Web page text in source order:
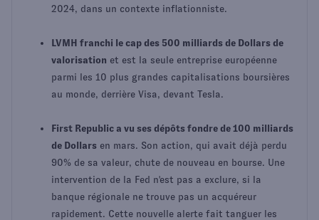
2024, dans un contexte inflationniste.
LVMH franchi le cap des 500 milliards de Dollars de
valorisation et est la seule entreprise européenne
parmi les 10 plus grandes capitalisations boursières
au monde, derrière Visa, devant Tesla.
First Republic a vu ses dépôts fondre de 100 milliards
de Dollars en mars. Son action, qui avait déjà perdu
90% de sa valeur, chute de nouveau en bourse. Une
intervention de la Fed n'est pas a exclure, si la
banque régionale ne trouve pas un acquéreur
rapidement. Cette nouvelle alerte fait tanguer les